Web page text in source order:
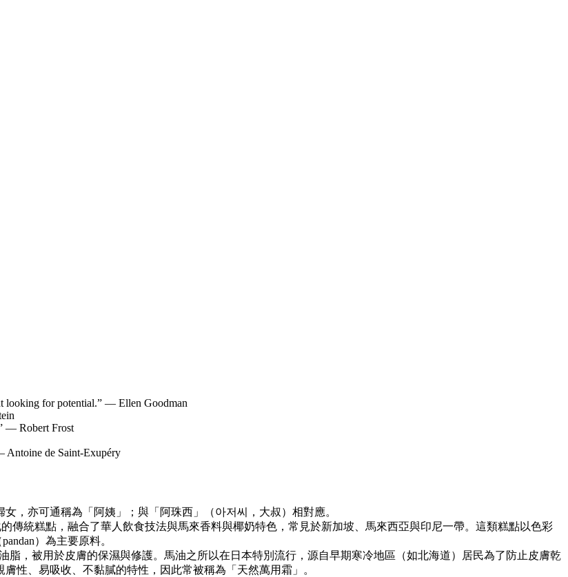
looking for potential.” — Ellen Goodman
— Robert Frost
Antoine de Saint-Exupéry
，亦可通稱為「阿姨」；與「阿珠西」（아저씨，大叔）相對應。
的傳統糕點，融合了華人飲食技法與馬來香料與椰奶特色，常見於新加坡、馬來西亞與印尼一帶。這類糕點以色彩
）為主要原料。
脂，被用於皮膚的保濕與修護。馬油之所以在日本特別流行，源自早期寒冷地區（如北海道）居民為了防止皮膚乾
性、易吸收、不黏膩的特性，因此常被稱為「天然萬用霜」。